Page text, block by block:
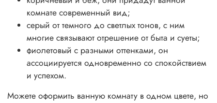
комнате современный вид;
серый от темного до светлых тонов, с ним
многие связывают отрешение от быта и суеты;
фиолетовый с разными оттенками, он
ассоциируется одновременно со спокойствием
и успехом.
Можете оформить ванную комнату в одном цвете, но